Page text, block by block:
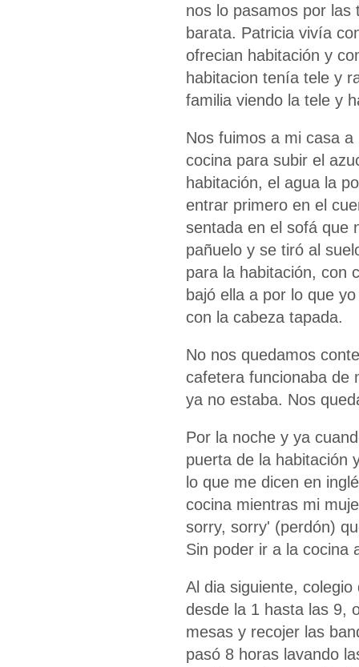
nos lo pasamos por
barata. Patricia vivía
ofrecian habitación y
habitacion tenía tele y
familia viendo la tele y
Nos fuimos a mi casa
cocina para subir el
habitación, el agua la
entrar primero en el
sentada en el sofá que
pañuelo y se tiró al
para la habitación, con
bajó ella a por lo que
con la cabeza tapada.
No nos quedamos
cafetera funcionaba de
ya no estaba. Nos
Por la noche y ya
puerta de la habitación
lo que me dicen en
cocina mientras mi
sorry, sorry' (perdón)
Sin poder ir a la cocina
Al dia siguiente,
desde la 1 hasta las 9,
mesas y recojer las
pasó 8 horas lavando